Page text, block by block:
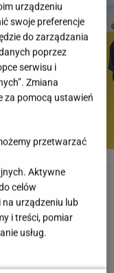
'Na Wspólnej'
się w rolę
prowadzi bar "U
bohaterów. Jest
urządzeniu
swoje preferencje
do zarządzania
poprzez
serwisu i
Zmiana
za pomocą ustawień
przetwarzać
Aktywne
celów
urządzeniu lub
i treści, pomiar
usług.